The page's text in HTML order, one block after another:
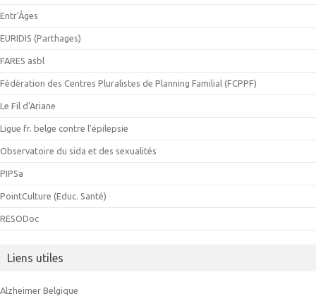
Entr'Âges
EURIDIS (Parthages)
FARES asbl
Fédération des Centres Pluralistes de Planning Familial (FCPPF)
Le Fil d'Ariane
Ligue fr. belge contre l'épilepsie
Observatoire du sida et des sexualités
PIPSa
PointCulture (Educ. Santé)
RESODoc
Liens utiles
Alzheimer Belgique